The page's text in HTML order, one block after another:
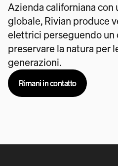
Azienda californiana con
globale, Rivian produce
elettrici perseguendo
preservare la natura per
generazioni.
Rimani in contatto